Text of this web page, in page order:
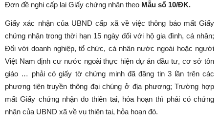
Đơn đề nghị cấp lại Giấy chứng nhận theo Mẫu số 10/ĐK.
Giấy xác nhận của UBND cấp xã về việc thông báo mất Giấy
chứng nhận trong thời hạn 15 ngày đối với hộ gia đình, cá nhân;
Đối với doanh nghiệp, tổ chức, cá nhân nước ngoài hoặc người
Việt Nam định cư nước ngoài thực hiện dự án đầu tư, cơ sở tôn
giáo … phải có giấy tờ chứng minh đã đăng tin 3 lần trên các
phương tiện truyền thông đại chúng ở địa phương; Trường hợp
mất Giấy chứng nhận do thiên tai, hỏa hoạn thì phải có chứng
nhận của UBND xã về vụ thiên tai, hỏa hoạn đó.